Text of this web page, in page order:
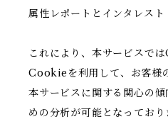
属性レポートとインタレスト
これにより、本サービスで
Cookieを利用して、お客様
本サービスに関する関心の
めの分析が可能となっており